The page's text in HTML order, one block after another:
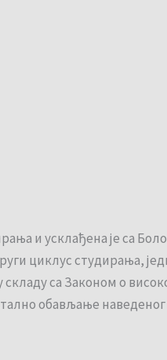
и усклађена је са
циклус студирања,
са Законом о
обављање